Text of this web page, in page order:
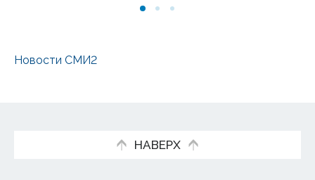
Новости СМИ2
НАВЕРХ